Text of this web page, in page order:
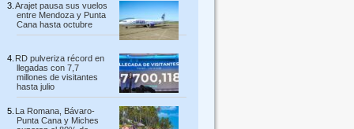
Arajet pausa sus vuelos
entre Mendoza y Punta
Cana hasta octubre
RD pulveriza récord en
llegadas con 7,7
millones de visitantes
hasta julio
La Romana, Bávaro-
Punta Cana y Miches